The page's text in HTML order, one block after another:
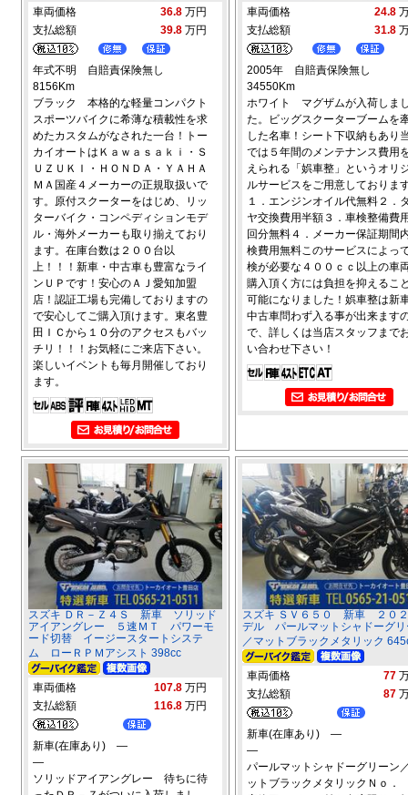
車両価格 36.8 万円
支払総額
39.8 万円
年式不明 自賠責保険無し
8156Km
ブラック 本格的な軽量コンパクト
スポーツバイクに希薄な積載性を求
めたカスタムがなされた一台！トー
カイオートはＫａｗａｓａｋｉ・Ｓ
ＵＺＵＫＩ・ＨＯＮＤＡ・ＹＡＨＡ
ＭＡ国産４メーカーの正規取扱いで
す。原付スクーターをはじめ、リッ
ターバイク・コンペディションモデ
ル・海外メーカーも取り揃えており
ます。在庫台数は２００台以
上！！！新車・中古車も豊富なライ
ンＵＰです！安心のＡＪ愛知加盟
店！認証工場も完備しておりますの
で安心してご購入頂けます。東名豊
田ＩＣから１０分のアクセスもバッ
チリ！！！お気軽にご来店下さい。
楽しいイベントも毎月開催しており
ます。
車両価格 24.8
支払総額
31.8
2005年 自賠責保険無し
34550Km
ホワイト マグザムが入荷しま
た。ビッグスクーターブームを
した名車！シート下収納もあり
では５年間のメンテナンス費用
えられる「娯車整」というオリ
ルサービスをご用意しておりま
１．エンジンオイル代無料２．
ヤ交換費用半額３．車検整備費
回分無料４．メーカー保証期間
検費用無料このサービスによっ
検が必要な４００ｃｃ以上の車
購入頂く方には負担を抑えるこ
可能になりました！娯車整は新
中古車問わず入る事が出来ます
で、詳しくは当店スタッフまで
い合わせ下さい！
スズキ ＤＲ－Ｚ４Ｓ 新車 ソリッド
アイアングレー ５速ＭＴ パワーモ
ード切替 イージースタートシステ
ム ローＲＰＭアシスト 398cc
車両価格 107.8 万円
支払総額
116.8 万円
新車(在庫あり) ―
―
ソリッドアイアングレー 待ちに待
スズキ ＳＶ６５０ 新車 ２０
デル パールマットシャドーグリ
／マットブラックメタリック
車両価格 77
支払総額
87
新車(在庫あり) ―
―
パールマットシャドーグリーン
ットブラックメタリックＮｏ